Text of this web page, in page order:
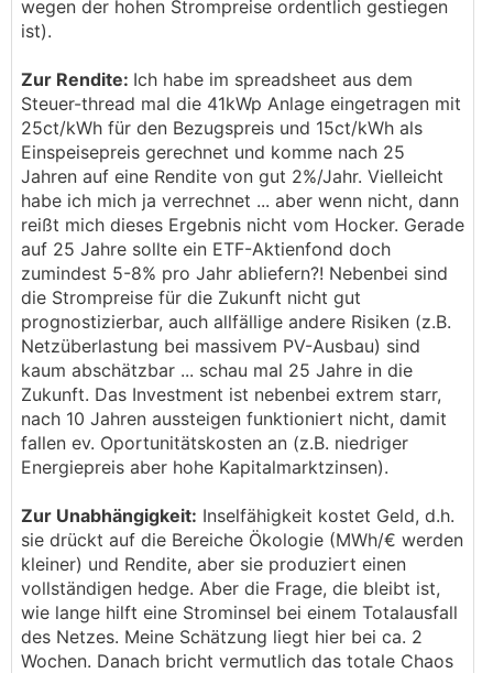
wegen der hohen Strompreise ordentlich gestiegen
ist).
Zur Rendite: Ich habe im spreadsheet aus dem
Steuer-thread mal die 41kWp Anlage eingetragen mit
25ct/kWh für den Bezugspreis und 15ct/kWh als
Einspeisepreis gerechnet und komme nach 25
Jahren auf eine Rendite von gut 2%/Jahr. Vielleicht
habe ich mich ja verrechnet ... aber wenn nicht, dann
reißt mich dieses Ergebnis nicht vom Hocker. Gerade
auf 25 Jahre sollte ein ETF-Aktienfond doch
zumindest 5-8% pro Jahr abliefern?! Nebenbei sind
die Strompreise für die Zukunft nicht gut
prognostizierbar, auch allfällige andere Risiken (z.B.
Netzüberlastung bei massivem PV-Ausbau) sind
kaum abschätzbar ... schau mal 25 Jahre in die
Zukunft. Das Investment ist nebenbei extrem starr,
nach 10 Jahren aussteigen funktioniert nicht, damit
fallen ev. Oportunitätskosten an (z.B. niedriger
Energiepreis aber hohe Kapitalmarktzinsen).
Zur Unabhängigkeit: Inselfähigkeit kostet Geld, d.h.
sie drückt auf die Bereiche Ökologie (MWh/€ werden
kleiner) und Rendite, aber sie produziert einen
vollständigen hedge. Aber die Frage, die bleibt ist,
wie lange hilft eine Strominsel bei einem Totalausfall
des Netzes. Meine Schätzung liegt hier bei ca. 2
Wochen. Danach bricht vermutlich das totale Chaos